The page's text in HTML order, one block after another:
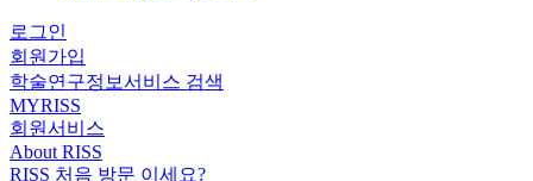
로그인
회원가입
학술연구정보서비스 검색
MYRISS
회원서비스
About RISS
RISS 처음 방문 이세요?